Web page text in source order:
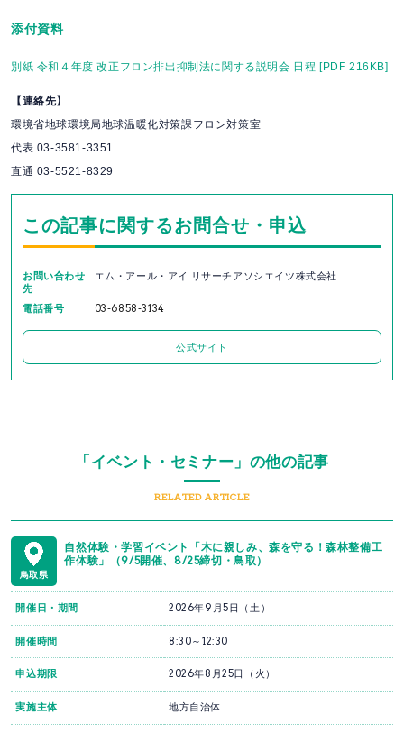
添付資料
別紙 令和４年度 改正フロン排出抑制法に関する説明会 日程 [PDF 216KB]
【連絡先】
環境省地球環境局地球温暖化対策課フロン対策室
代表 03-3581-3351
直通 03-5521-8329
この記事に関するお問合せ・申込
お問い合わせ
先
エム・アール・アイ リサーチアソシエイツ株式会社
電話番号 03-6858-3134
公式サイト
「イベント・セミナー」の他の記事
RELATED ARTICLE
鳥取県
自然体験・学習イベント「木に親しみ、森を守る！森林整備工
作体験」（9/5開催、8/25締切・鳥取）
開催日・期間 2026年9月5日（土）
開催時間 8:30～12:30
申込期限 2026年8月25日（火）
実施主体 地方自治体